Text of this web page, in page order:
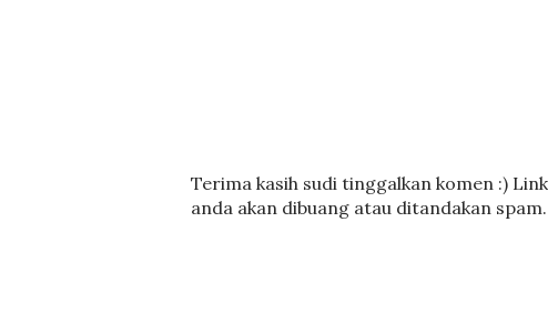
C
a
Terima kasih sudi tinggalkan komen :)
anda akan dibuang atau ditandakan spam.